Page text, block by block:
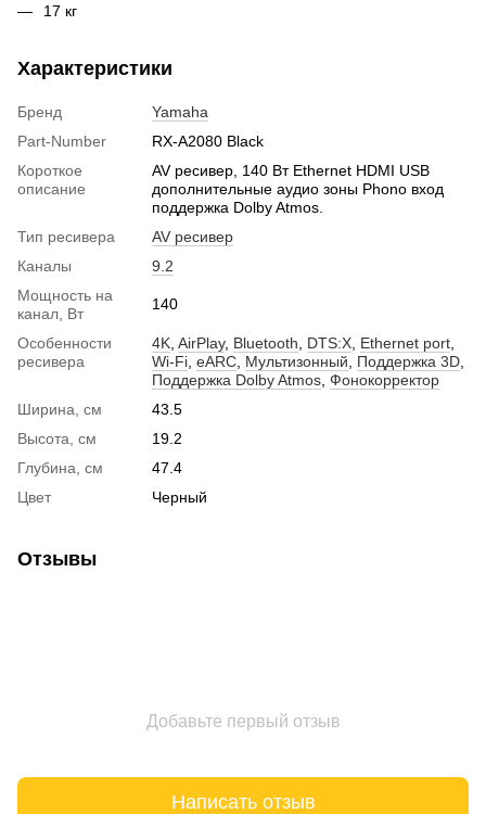
17 кг
Характеристики
Бренд
Yamaha
Part-Number
RX-A2080 Black
Короткое
описание
AV ресивер, 140 Вт Ethernet HDMI USB
дополнительные аудио зоны Phono вход
поддержка Dolby Atmos.
Тип ресивера
AV ресивер
Каналы
9.2
Мощность на
канал, Вт
140
Особенности
ресивера
4K AirPlay, Bluetooth DTS:X Ethernet port
Wi-Fi eARC Мультизонный Поддержка 3D
Поддержка Dolby Atmos Фонокорректор
Ширина, см
43.5
Высота, см
19.2
Глубина, см
47.4
Цвет
Черный
Отзывы
Добавьте первый отзыв
Написать отзыв